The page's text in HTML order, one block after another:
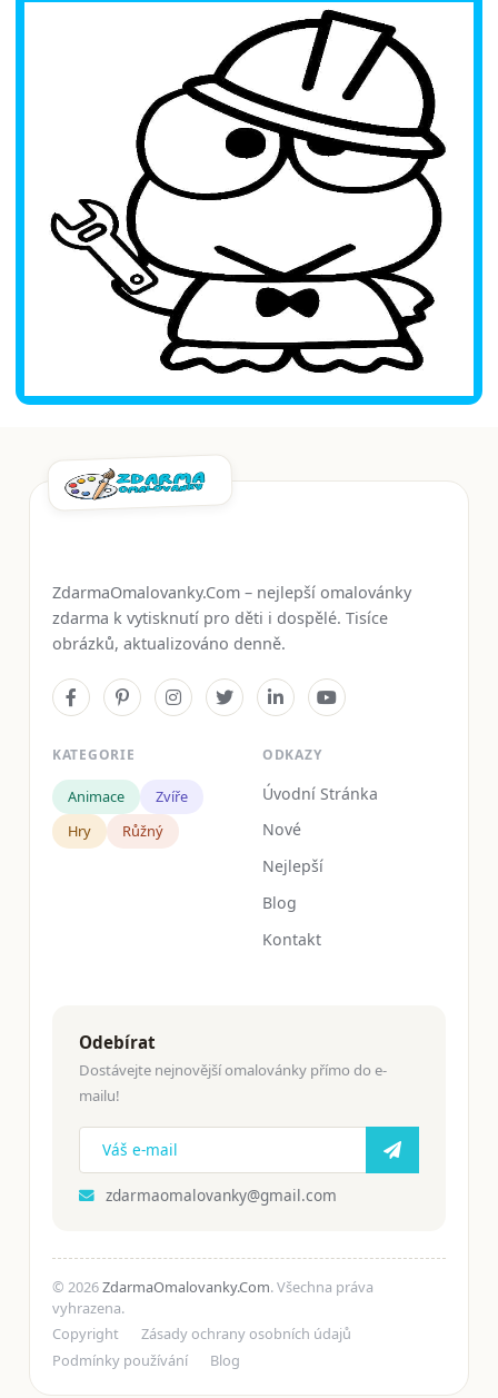
ZdarmaOmalovanky.Com – nejlepší omalovánky
zdarma k vytisknutí pro děti i dospělé. Tisíce
obrázků, aktualizováno denně.
KATEGORIE
Animace
Zvíře
Hry
Růžný
ODKAZY
Úvodní Stránka
Nové
Nejlepší
Blog
Kontakt
Odebírat
Dostávejte nejnovější omalovánky přímo do e-
mailu!
zdarmaomalovanky@gmail.com
© 2026ZdarmaOmalovanky.Com. Všechna práva
vyhrazena.
Copyright
Zásady ochrany osobních údajů
Podmínky používání
Blog